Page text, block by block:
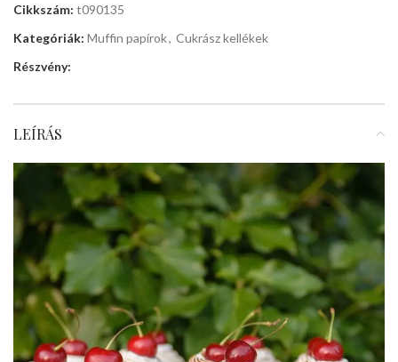
Cikkszám: t090135
Kategóriák: Muffin papírok, Cukrász kellékek
Részvény:
LEÍRÁS